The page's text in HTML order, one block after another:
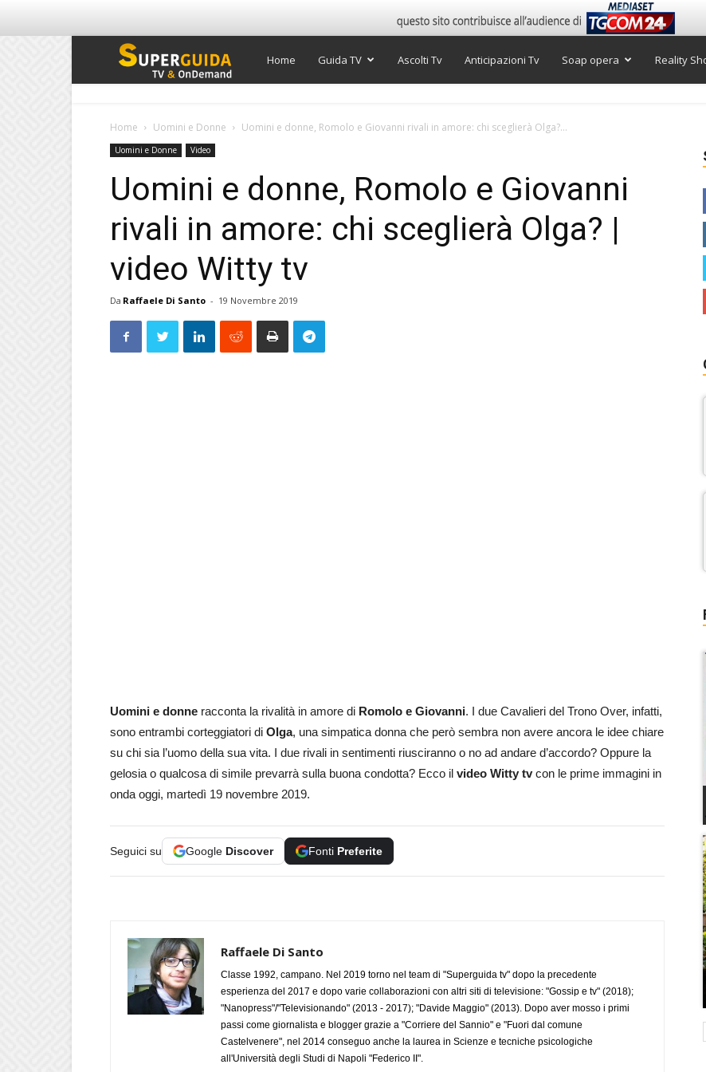
Super
Home Guida TV Ascolti Tv Anticipazioni Tv Soap opera Reality
Home Uomini e Donne Uomini e donne, Romolo e Giovanni rivali in amore: chi sceglierà Olga?...
Uomini e Donne Video
Uomini e donne, Romolo e Giovanni
rivali in amore: chi sceglierà Olga? |
video Witty tv
Da Raffaele Di Santo - 19 Novembre 2019
Uomini e donne racconta la rivalità in amore di Romolo e Giovanni. I due Cavalieri del Trono Over, infatti,
sono entrambi corteggiatori di Olga, una simpatica donna che però sembra non avere ancora le idee chiare
su chi sia l’uomo della sua vita. I due rivali in sentimenti riusciranno o no ad andare d’accordo? Oppure la
gelosia o qualcosa di simile prevarrà sulla buona condotta? Ecco il video Witty tvcon le prime immagini in
onda oggi, martedì 19 novembre 2019.
Seguici su Google Discover Fonti Preferite
Raffaele Di Santo
Classe 1992, campano. Nel 2019 torno nel team di "Superguida tv" dopo la precedente
esperienza del 2017 e dopo varie collaborazioni con altri siti di televisione: "Gossip e tv" (2018);
"Nanopress"/"Televisionando" (2013 - 2017); "Davide Maggio" (2013). Dopo aver mosso i primi
passi come giornalista e blogger grazie a "Corriere del Sannio" e "Fuori dal comune
Castelvenere", nel 2014 conseguo anche la laurea in Scienze e tecniche psicologiche
all'Università degli Studi di Napoli "Federico II".